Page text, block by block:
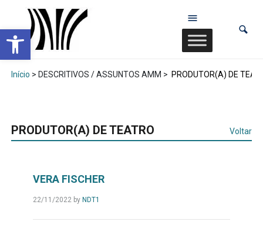
Abrir a barra de ferramentas
Início > DESCRITIVOS / ASSUNTOS AMM > PRODUTOR(A) DE
PRODUTOR(A) DE TEATRO Voltar
VERA FISCHER
22/11/2022by NDT1